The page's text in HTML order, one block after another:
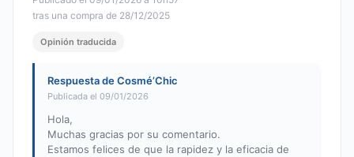
tras una compra de 28/12/2025
Opinión traducida
Respuesta de Cosmé’Chic
Publicada el 09/01/2026
Hola,
Muchas gracias por su comentario.
Estamos felices de que la rapidez y la eficacia de